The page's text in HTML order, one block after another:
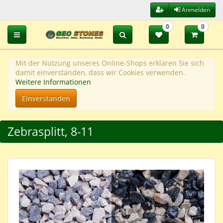
Anmelden
Toggle navigation
0 0
Mit der Nutzung unseres Online-Shops erklären Sie sich
damit einverstanden, dass wir Cookies verwenden.
Weitere Informationen
Einverstanden
Zebrasplitt, 8-11